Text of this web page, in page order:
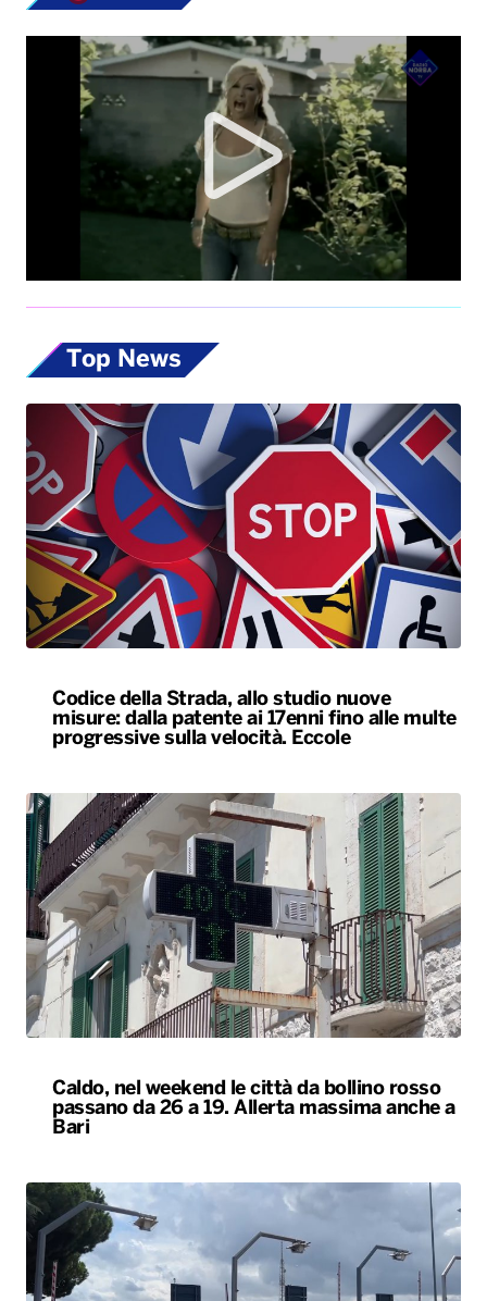
Top News
Codice della Strada, allo studio nuove
misure: dalla patente ai 17enni fino alle multe
progressive sulla velocità. Eccole
Caldo, nel weekend le città da bollino rosso
passano da 26 a 19. Allerta massima anche a
Bari